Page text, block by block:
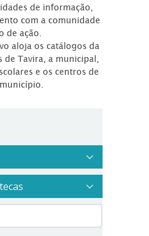
de informação,
com a comunidade
de ação.
aloja os catálogos da
de Tavira, a municipal,
e os centros de